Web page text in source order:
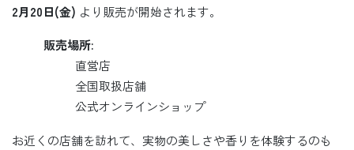
2月20日(金) より販売が開始されます。
販売場所:
直営店
全国取扱店舗
公式オンラインショップ
お近くの店舗を訪れて、実物の美しさや香りを体験するのも